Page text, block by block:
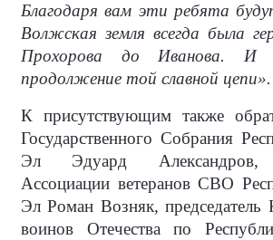
Благодаря вам эти ребята
Волжская земля всегда была
Прохорова до Иванова.
продолжение той славной цепи».
К присутствующим также
Государственного Собрания
Эл Эдуард Александров,
Ассоциации ветеранов СВО
Эл Роман Возняк, председатель
воинов Отечества по